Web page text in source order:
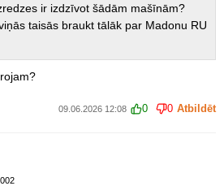
ir izdzīvot šādām mašīnām?
taisās braukt tālāk par Madonu RU
09.06.2026 12:08 0 0 Atbildēt